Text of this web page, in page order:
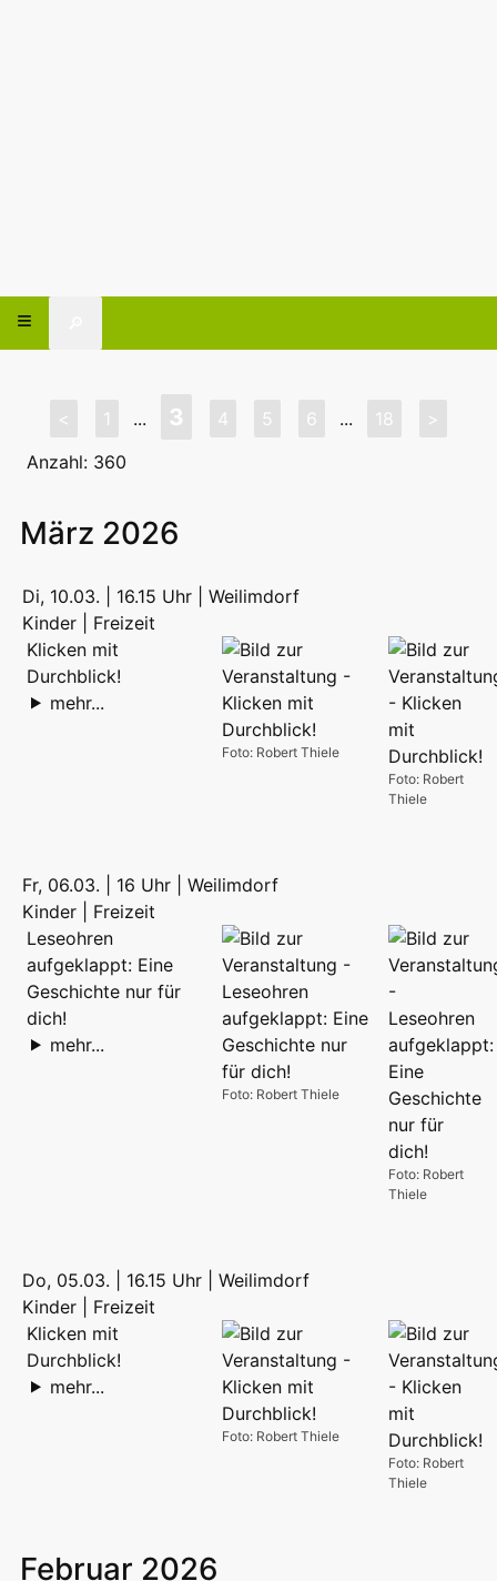
< 1 ... 3 4 5 6 ... 18
>
Anzahl: 360
März 2026
Di, 10.03. | 16.15 Uhr | Weilimdorf
Kinder | Freizeit
Foto: Robert
Thiele
Foto: Robert Thiele
Klicken mit
Durchblick!
mehr...
Fr, 06.03. | 16 Uhr | Weilimdorf
Kinder | Freizeit
Foto: Robert
Thiele
Foto: Robert Thiele
Leseohren
aufgeklappt: Eine
Geschichte nur für
dich!
mehr...
Do, 05.03. | 16.15 Uhr | Weilimdorf
Kinder | Freizeit
Foto: Robert
Thiele
Foto: Robert Thiele
Klicken mit
Durchblick!
mehr...
Februar 2026